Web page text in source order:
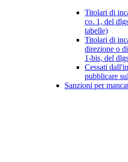
Titolari di
co. 1, del
tabelle)
Titolari di
direzione o
1-bis, del
Cessati
pubblicare
Sanzioni per